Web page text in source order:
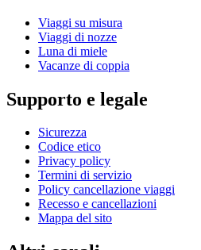
Viaggi su misura
Viaggi di nozze
Luna di miele
Vacanze di coppia
Supporto e legale
Sicurezza
Codice etico
Privacy policy
Termini di servizio
Policy cancellazione viaggi
Recesso e cancellazioni
Mappa del sito